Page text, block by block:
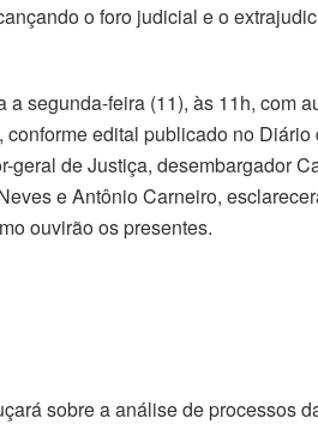
o foro judicial e o
segunda-feira (11), às 11h, com
edital publicado no
geral de Justiça, desembargador
e Antônio Carneiro,
ouvirão os presentes.
sobre a análise de processos